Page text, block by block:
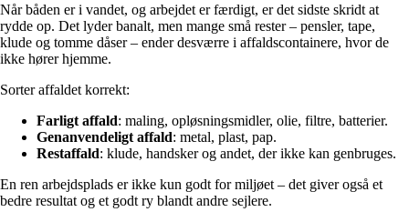
Når båden er i vandet, og arbejdet er færdigt, er det sidste skridt at
rydde op. Det lyder banalt, men mange små rester – pensler, tape,
klude og tomme dåser – ender desværre i affaldscontainere, hvor de
ikke hører hjemme.
Sorter affaldet korrekt:
Farligt affald: maling, opløsningsmidler, olie, filtre, batterier.
Genanvendeligt affald: metal, plast, pap.
Restaffald: klude, handsker og andet, der ikke kan genbruges.
En ren arbejdsplads er ikke kun godt for miljøet – det giver også et
bedre resultat og et godt ry blandt andre sejlere.